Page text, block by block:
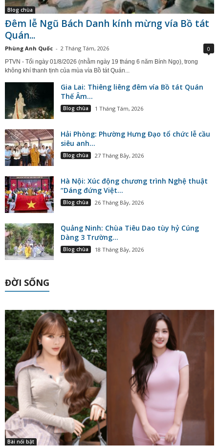
Blog chùa
Đêm lễ Ngũ Bách Danh kính mừng vía Bồ tát
Quán...
Phùng Anh Quốc - 2 Tháng Tám, 2026 0
PTVN - Tối ngày 01/8/2026 (nhằm ngày 19 tháng 6 năm Bính Ngọ), trong
không khí thanh tịnh của mùa vía Bồ tát Quán...
Gia Lai: Thiêng liêng đêm vía Bồ tát Quán
Thế Âm...
Blog chùa 1 Tháng Tám, 2026
Hải Phòng: Phường Hưng Đạo tổ chức lễ cầu
siêu anh...
Blog chùa 27 Tháng Bảy, 2026
Hà Nội: Xúc động chương trình Nghệ thuật
“Dáng đứng Việt...
Blog chùa 26 Tháng Bảy, 2026
Quảng Ninh: Chùa Tiêu Dao tùy hỷ Cúng
Dàng 3 Trường...
Blog chùa 18 Tháng Bảy, 2026
ĐỜI SỐNG
Bài nổi bật